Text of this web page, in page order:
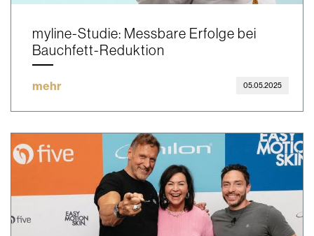
myline-Studie: Messbare Erfolge bei
Bauchfett-Reduktion
mehr 05.05.2025